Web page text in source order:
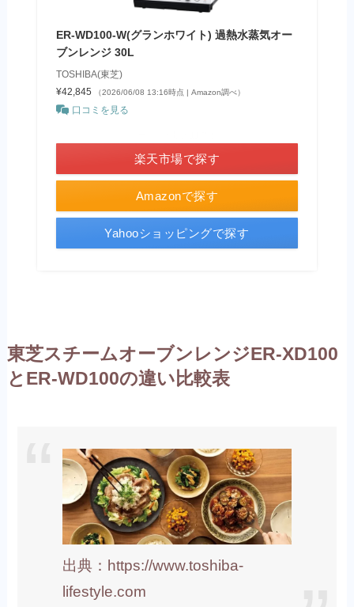
ER-WD100-W(グランホワイト) 過熱水蒸気オー
ブンレンジ 30L
TOSHIBA(東芝)
¥42,845
（2026/06/08 13:16時点 | Amazon調べ）
口コミを見る
Amazonで探す
楽天市場で探す
Yahooショッピングで探す
東芝スチームオーブンレンジER-XD100
とER-WD100の違い比較表
出典：https://www.toshiba-
lifestyle.com